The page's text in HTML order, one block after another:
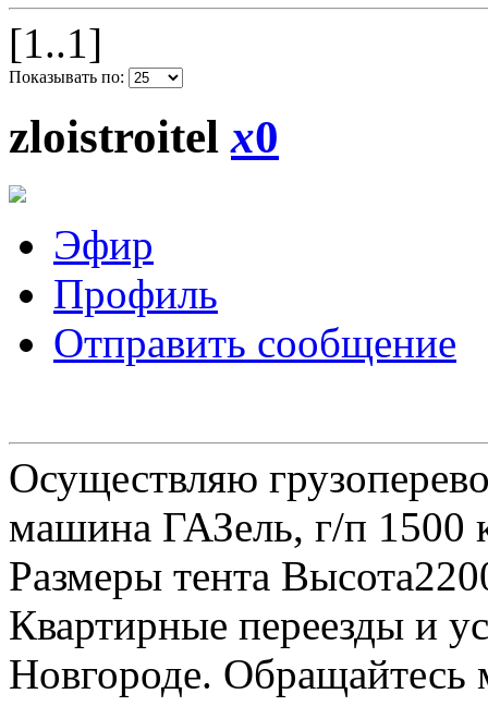
[1..1]
Показывать по:
zloistroitelx0
Эфир
Профиль
Отправить сообщение
Осуществляю
машина ГАЗель, г/п 1500
Размеры тента
Квартирные переезды и
Новгороде.